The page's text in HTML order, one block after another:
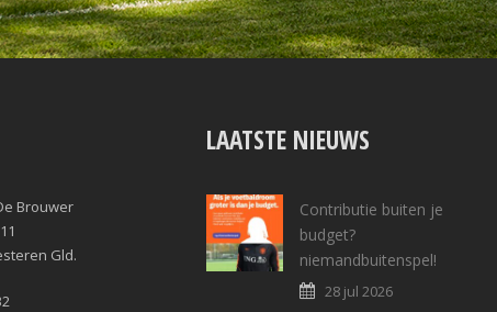
Brouwer
Gld.
LAATSTE NIEUWS
Contributie buiten je
budget?
niemandbuitenspel!
28 jul 2026